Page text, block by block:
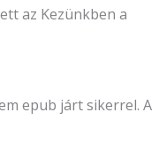
az Kezünkben a
epub járt sikerrel. A